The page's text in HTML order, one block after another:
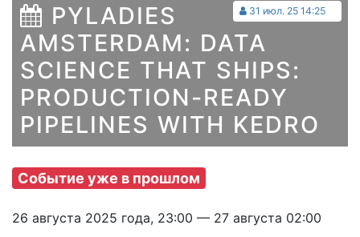
31 июл. 25 14:25
PYLADIES
AMSTERDAM: DATA
SCIENCE THAT SHIPS:
PRODUCTION-READY
PIPELINES WITH KEDRO
Событие уже в прошлом
26 августа 2025 года, 23:00 — 27 августа 02:00